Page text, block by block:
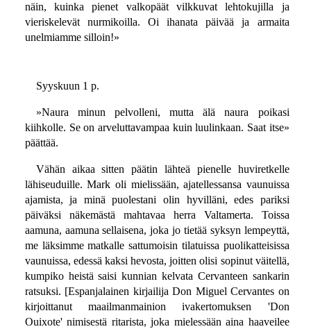
näin, kuinka pienet valkopäät vilkkuvat lehtokujilla ja
vieriskelevät nurmikoilla. Oi ihanata päivää ja armaita
unelmiamme silloin!»
Syyskuun 1 p.
»Naura minun pelvolleni, mutta älä naura poikasi
kiihkolle. Se on arveluttavampaa kuin luulinkaan. Saat itse»
päättää.
Vähän aikaa sitten päätin lähteä pienelle huviretkelle
lähiseuduille. Mark oli mielissään, ajatellessansa vaunuissa
ajamista, ja minä puolestani olin hyvilläni, edes pariksi
päiväksi näkemästä mahtavaa herra Valtamerta. Toissa
aamuna, aamuna sellaisena, joka jo tietää syksyn lempeyttä,
me läksimme matkalle sattumoisin tilatuissa puolikatteisissa
vaunuissa, edessä kaksi hevosta, joitten olisi sopinut väitellä,
kumpiko heistä saisi kunnian kelvata Cervanteen sankarin
ratsuksi. [Espanjalainen kirjailija Don Miguel Cervantes on
kirjoittanut maailmanmainion ivakertomuksen 'Don
Ouixote' nimisestä ritarista, joka mielessään aina haaveilee